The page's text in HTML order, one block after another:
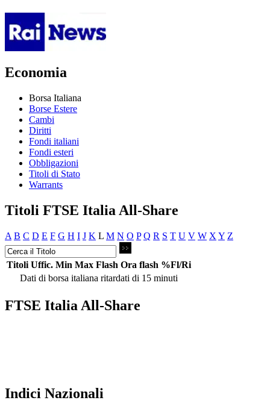
Economia
Borsa Italiana
Borse Estere
Cambi
Diritti
Fondi italiani
Fondi esteri
Obbligazioni
Titoli di Stato
Warrants
Titoli FTSE Italia All-Share
A B C D E F G H I J K L M N O P Q R S T U V W X Y Z
Titoli Uffic. Min Max Flash Ora flash %Fl/Ri
Dati di borsa italiana ritardati di 15 minuti
FTSE Italia All-Share
Indici Nazionali